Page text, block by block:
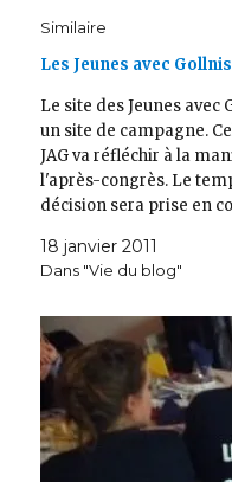
Similaire
Les Jeunes avec
Le site des Jeunes
un site de campagne.
JAG va réfléchir à la
l'après-congrès. Le
décision sera prise en
18 janvier 2011
Dans "Vie du blog"